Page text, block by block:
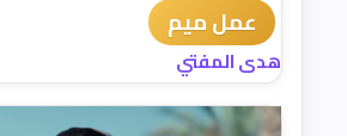
عمل ميم
هدى المفتي